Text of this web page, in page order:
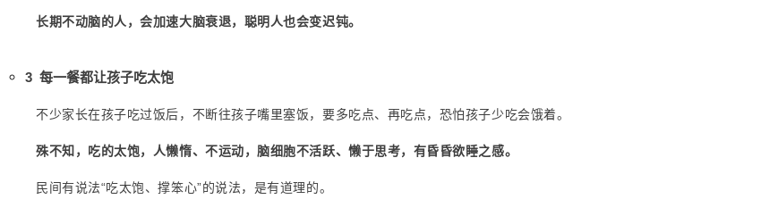
长期不动脑的人，会加速大脑衰退，聪明人也会变迟钝。
3 每一餐都让孩子吃太饱
不少家长在孩子吃过饭后，不断往孩子嘴里塞饭，要多吃点、再吃点，恐怕孩子少吃会饿着。
殊不知，吃的太饱，人懒惰、不运动，脑细胞不活跃、懒于思考，有昏昏欲睡之感。
民间有说法“吃太饱、撑笨心”的说法，是有道理的。